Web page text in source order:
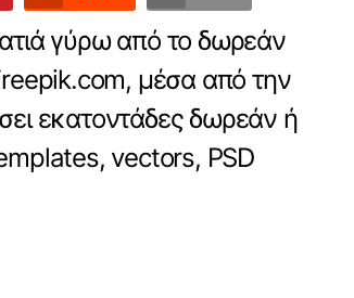
γύρω από το δωρεάν
μέσα από την
εκατοντάδες δωρεάν ή
vectors, PSD